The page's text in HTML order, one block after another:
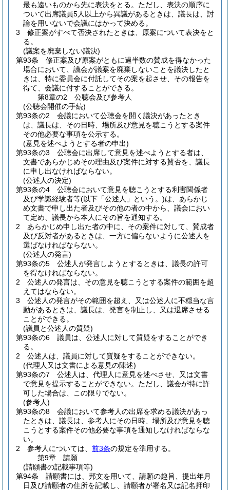
最も遠いものから先に表決をとる。 ただし、表決の順序に
ついて出席議員5人以上から異議があるときは、議長は、討
論を用いないで会議にはかって決める。
3
修正案がすべて否決されたときは、原案について表決をと
る。
(議案を廃棄しない議決)
第93条
修正案及び原案がともに過半数の賛成を得なかった
場合において、議会が議案を廃棄しないことを議決したと
きは、特に委員会に付託してその案を起させ、その報告を
得て、会議に付することができる。
第8章の2
公聴会及び参考人
(公聴会開催の手続)
第93条の2
会議において公聴会を開く議決があったとき
は、議長は、その日時、場所及び意見を聴こうとする案件
その他必要な事項を公示する。
(意見を述べようとする者の申出)
第93条の3
公聴会に出席して意見を述べようとする者は、
文書であらかじめその理由及び案件に対する賛否を、議長
に申し出なければならない。
(公述人の決定)
第93条の4
公聴会において意見を聴こうとする利害関係者
及び学識経験者等(以下「公述人」という。)は、あらかじ
め文書で申し出た者及びその他の者の中から、議会におい
て定め、議長から本人にその旨を通知する。
2
あらかじめ申し出た者の中に、その案件に対して、賛成者
及び反対者があるときは、一方に偏らないように公述人を
選ばなければならない。
(公述人の発言)
第93条の5
公述人が発言しようとするときは、議長の許可
を得なければならない。
2
公述人の発言は、その意見を聴こうとする案件の範囲を超
えてはならない。
3
公述人の発言がその範囲を超え、又は公述人に不穏当な言
動があるときは、議長は、発言を制止し、又は退席させる
ことができる。
(議員と公述人の質疑)
第93条の6
議員は、公述人に対して質疑をすることができ
る。
2
公述人は、議員に対して質疑をすることができない。
(代理人又は文書による意見の陳述)
第93条の7
公述人は、代理人に意見を述べさせ、又は文書
で意見を提示することができない。 ただし、議会が特に許
可した場合は、この限りでない。
(参考人)
第93条の8
会議において参考人の出席を求める議決があっ
たときは、議長は、参考人にその日時、場所及び意見を聴
こうとする案件その他必要な事項を通知しなければならな
い。
2
参考人については、 前3条の規定を準用する。
第9章
請願
(請願書の記載事項等)
第94条
請願書には、邦文を用いて、請願の趣旨、提出年月
日及び請願者の住所を記載し、請願者が署名又は記名押印